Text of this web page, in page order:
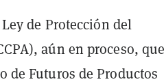
de Protección del
aún en proceso, que
de Futuros de Productos